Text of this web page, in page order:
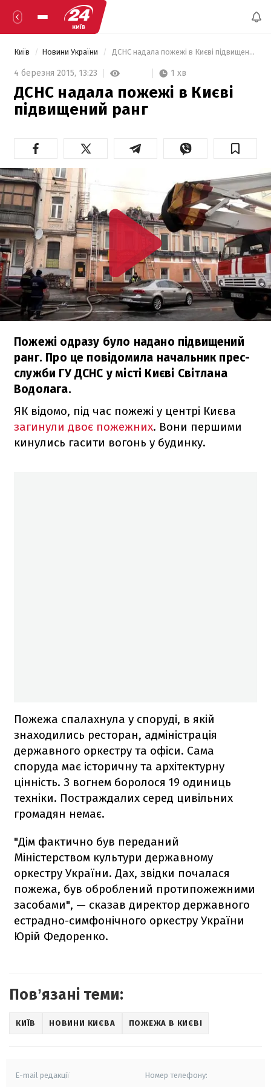
Київ Новини України ДСНС надала пожежі в Києві підвищений ранг
4 березня 2015, 13:23 1 хв
ДСНС надала пожежі в Києві
підвищений ранг
Пожежі одразу було надано підвищений
ранг. Про це повідомила начальник прес-
служби ГУ ДСНС у місті Києві Світлана
Водолага.
ЯК відомо, під час пожежі у центрі Києва
загинули двоє пожежних. Вони першими
кинулись гасити вогонь у будинку.
Пожежа спалахнула у споруді, в якій
знаходились ресторан, адміністрація
державного оркестру та офіси. Сама
споруда має історичну та архітектурну
цінність. З вогнем боролося 19 одиниць
техніки. Постраждалих серед цивільних
громадян немає.
"Дім фактично був переданий
Міністерством культури державному
оркестру України. Дах, звідки почалася
пожежа, був оброблений протипожежними
засобами", — сказав директор державного
естрадно-симфонічного оркестру України
Юрій Федоренко.
Повʼязані теми:
КИЇВ НОВИНИ КИЄВА ПОЖЕЖА В КИЄВІ
E-mail редакції Номер телефону: